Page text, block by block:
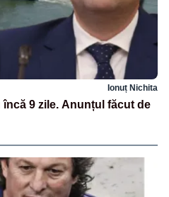
Ionuț Nichita
9 zile. Anunțul făcut de